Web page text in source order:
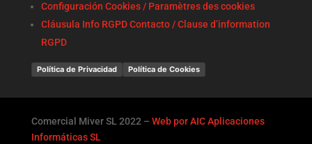
Configuración Cookies / Paramètres des cookies
Cláusula Info RGPD Contacto / Clause d’information
RGPD
Política de Privacidad Política de Cookies
Comercial Miver SL 2022 – Web por AIC Aplicaciones
Informáticas SL